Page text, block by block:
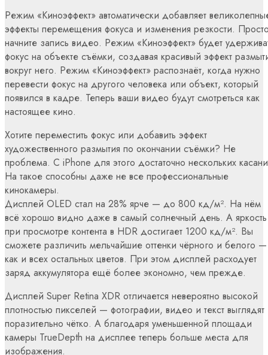
Режим «Киноэффект» автоматически добавляет
эффекты перемещения фокуса и изменения резкости.
начните запись видео. Режим «Киноэффект» будет
фокус на объекте съёмки, создавая красивый эффект
вокруг него. Режим «Киноэффект» распознаёт, когда нужно
перевести фокус на другого человека или объект, который
появился в кадре. Теперь ваши видео будут смотреться как
настоящее кино.
Хотите переместить фокус или добавить эффект
художественного размытия по окончании съёмки? Не
проблема. С iPhone для этого достаточно нескольких
На такое способны даже не все профессиональные
кинокамеры.
Дисплей OLED стал на 28% ярче — до 800 кд/м². На нём
всё хорошо видно даже в самый солнечный день. А яркость
при просмотре контента в HDR достигает 1200 кд/м². Вы
сможете различить мельчайшие оттенки чёрного и белого —
как и всех остальных цветов. При этом дисплей расходует
заряд аккумулятора ещё более экономно, чем прежде.
Дисплей Super Retina XDR отличается невероятно высокой
плотностью пикселей — фотографии, видео и текст выглядят
поразительно чётко. А благодаря уменьшенной площади
камеры TrueDepth на дисплее теперь больше места для
изображения.